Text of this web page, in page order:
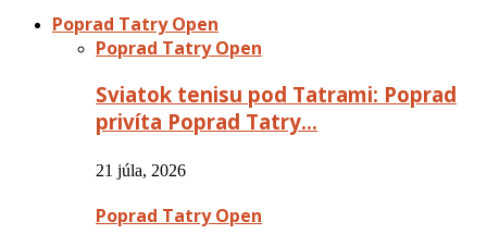
Poprad Tatry Open
Poprad Tatry Open
Sviatok tenisu pod Tatrami: Poprad
privíta Poprad Tatry…
21 júla, 2026
Poprad Tatry Open